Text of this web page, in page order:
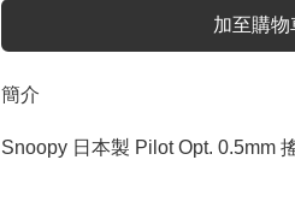
加至購物
簡介
Snoopy 日本製 Pilot Opt. 0.5mm